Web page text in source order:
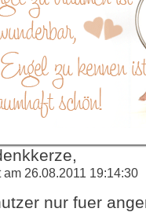
26.08.2011 19:14:30
nur fuer